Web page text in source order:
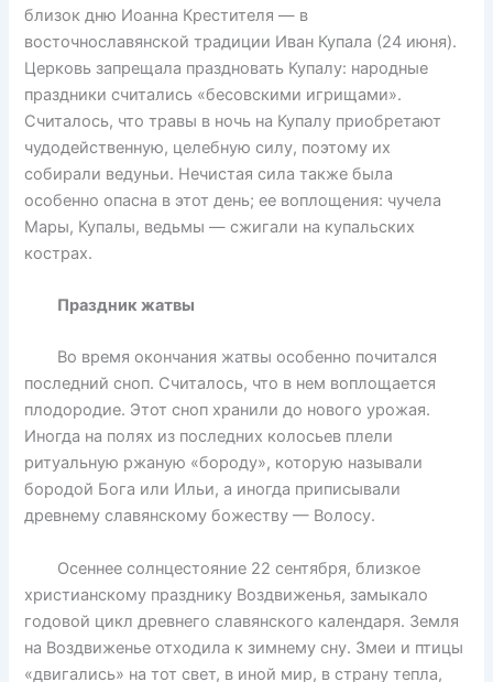
близок дню Иоанна Крестителя — в
восточнославянской традиции Иван Купала (24 июня).
Церковь запрещала праздновать Купалу: народные
праздники считались «бесовскими игрищами».
Считалось, что травы в ночь на Купалу приобретают
чудодейственную, целебную силу, поэтому их
собирали ведуньи. Нечистая сила также была
особенно опасна в этот день; ее воплощения: чучела
Мары, Купалы, ведьмы — сжигали на купальских
кострах.
Праздник жатвы
Во время окончания жатвы особенно почитался
последний сноп. Считалось, что в нем воплощается
плодородие. Этот сноп хранили до нового урожая.
Иногда на полях из последних колосьев плели
ритуальную ржаную «бороду», которую называли
бородой Бога или Ильи, а иногда приписывали
древнему славянскому божеству — Волосу.
Осеннее солнцестояние 22 сентября, близкое
христианскому празднику Воздвиженья, замыкало
годовой цикл древнего славянского календаря. Земля
на Воздвиженье отходила к зимнему сну. Змеи и птицы
«двигались» на тот свет, в иной мир, в страну тепла,